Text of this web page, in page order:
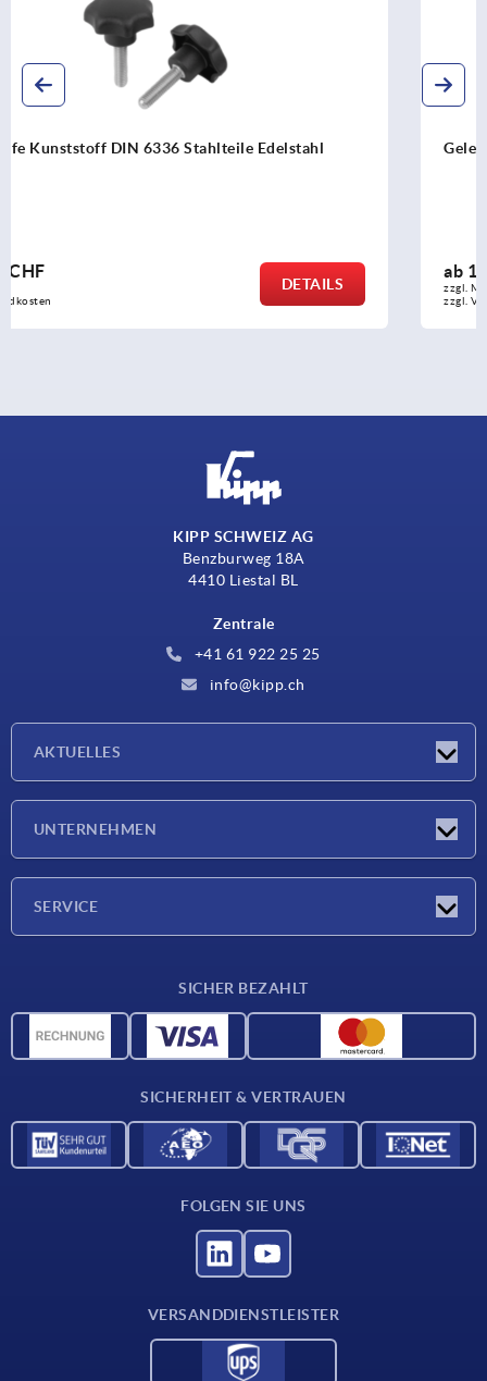
Gelenkfüße
ab
zzgl. Versandkosten
KIPP SCHWEIZ AG
Benzburweg 18A
4410 Liestal BL
Zentrale
+41 61 922 25 25
info@kipp.ch
AKTUELLES
UNTERNEHMEN
SERVICE
CAD-Daten
SICHER BEZAHLT
SICHERHEIT & VERTRAUEN
FOLGEN SIE UNS
VERSANDDIENSTLEISTER